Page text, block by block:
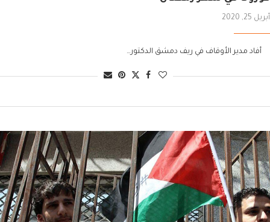
أبريل 25, 2020
أفاد مدير الأوقاف في ريف دمشق الدكتور…